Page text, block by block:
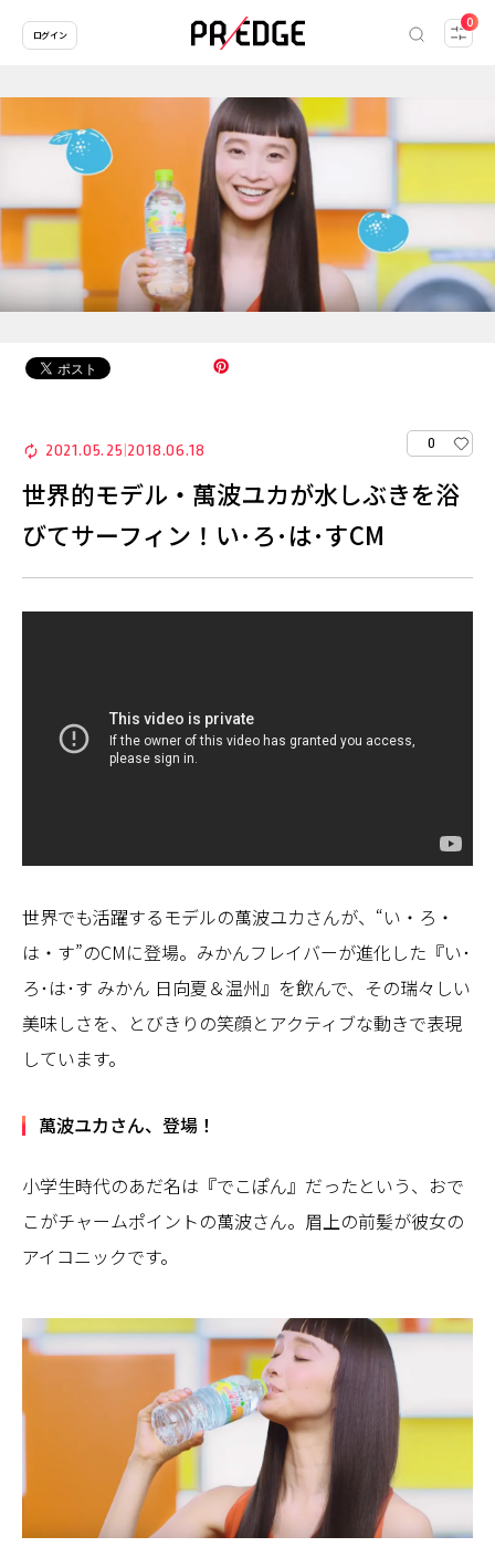
0
ログイン
2021.05.25 2018.06.18 0
世界的モデル・萬波ユカが水しぶきを浴
びてサーフィン！い･ろ･は･すCM
世界でも活躍するモデルの萬波ユカさんが、“い・ろ・
は・す”のCMに登場。みかんフレイバーが進化した『い･
ろ･は･す みかん 日向夏＆温州』を飲んで、その瑞々しい
美味しさを、とびきりの笑顔とアクティブな動きで表現
しています。
萬波ユカさん、登場！
小学生時代のあだ名は『でこぽん』だったという、おで
こがチャームポイントの萬波さん。眉上の前髪が彼女の
アイコニックです。